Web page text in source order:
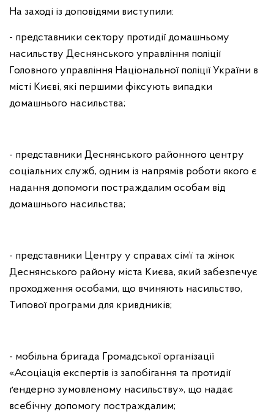
На заході із доповідями виступили:
- представники сектору протидії домашньому
насильству Деснянського управління поліції
Головного управління Національної поліції України в
місті Києві, які першими фіксують випадки
домашнього насильства;
- представники Деснянського районного центру
соціальних служб, одним із напрямів роботи якого є
надання допомоги постраждалим особам від
домашнього насильства;
- представники Центру у справах сім’ї та жінок
Деснянського району міста Києва, який забезпечує
проходження особами, що вчиняють насильство,
Типової програми для кривдників;
- мобільна бригада Громадської організації
«Асоціація експертів із запобігання та протидії
ґендерно зумовленому насильству», що надає
всебічну допомогу постраждалим;